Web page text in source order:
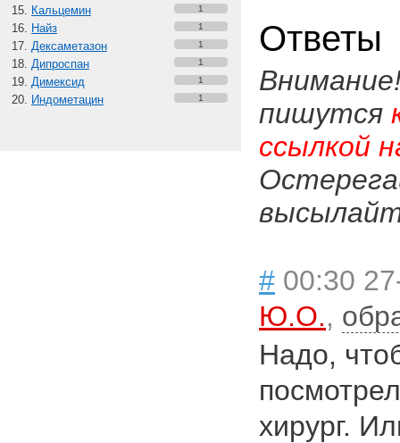
Кальцемин 1
Найз 1
Дексаметазон 1
Дипроспан 1
Димексид 1
Индометацин 1
Ответы
пишутся
ссылкой
# 00:30
Ю.О.,
Надо,
хирург.